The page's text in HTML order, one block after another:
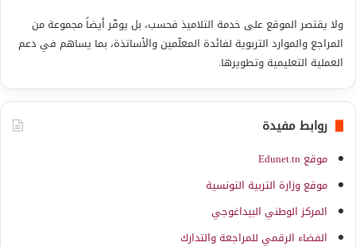
ولا يقتصر الموقع على خدمة التلاميذ فحسب، بل يوفّر أيضاً مجموعة من
المراجع والموارد التربوية لفائدة المعلّمين والأساتذة، بما يساهم في دعم
العملية التعليمية وتطويرها.
روابط مفيدة
موقع Edunet.tn
موقع وزارة التربية التونسية
المركز الوطني البيداغوجي
الفضاء الرقمي للمراجعة والتدارك